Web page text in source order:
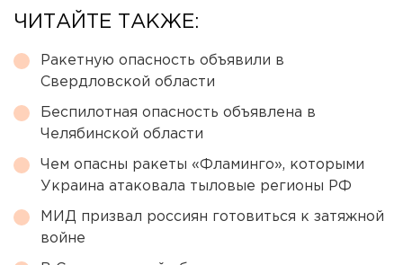
ЧИТАЙТЕ ТАКЖЕ:
Ракетную опасность объявили в
Свердловской области
Беспилотная опасность объявлена в
Челябинской области
Чем опасны ракеты «Фламинго», которыми
Украина атаковала тыловые регионы РФ
МИД призвал россиян готовиться к затяжной
войне